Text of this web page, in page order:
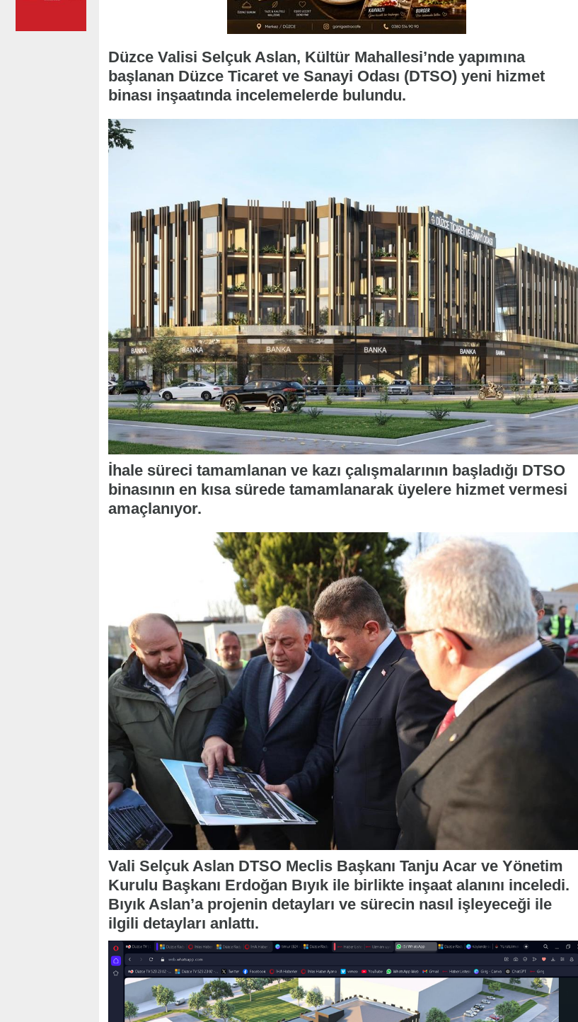
Düzce Valisi Selçuk Aslan, Kültür Mahallesi’nde yapımına
başlanan Düzce Ticaret ve Sanayi Odası (DTSO) yeni hizmet
binası inşaatında incelemelerde bulundu.
İhale süreci tamamlanan ve kazı çalışmalarının başladığı DTSO
binasının en kısa sürede tamamlanarak üyelere hizmet vermesi
amaçlanıyor.
Vali Selçuk Aslan DTSO Meclis Başkanı Tanju Acar ve Yönetim
Kurulu Başkanı Erdoğan Bıyık ile birlikte inşaat alanını inceledi.
Bıyık Aslan’a projenin detayları ve sürecin nasıl işleyeceği ile
ilgili detayları anlattı.